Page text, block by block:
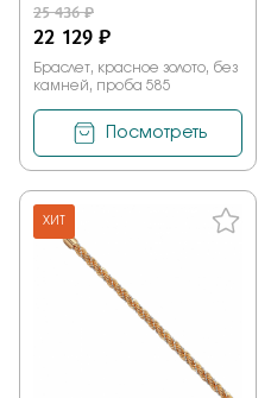
25 436 ₽
22 129 ₽
Браслет, красное золото, без
камней, проба 585
Посмотреть
ХИТ